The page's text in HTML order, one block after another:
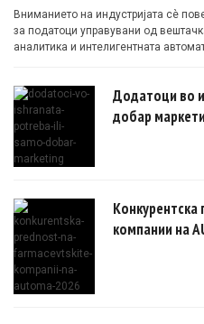
Вниманието на индустријата сè
за податоци управувани од
аналитика и интелигентната
Додатоци во
добар
компании на